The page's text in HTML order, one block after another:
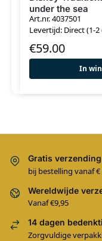
under the sea
Art.nr. 4037501
Levertijd: Direct (1-
€59.00
In
Gratis verzending
bij bestelling vanaf €
Wereldwijde
Vanaf €9,95
14 dagen
Zorgvuldige